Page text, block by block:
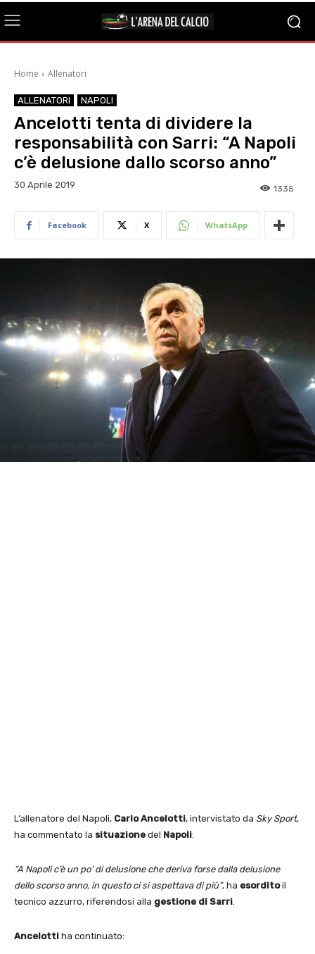
Home Allenatori
ALLENATORI NAPOLI
Ancelotti tenta di dividere la
responsabilità con Sarri: “A Napoli
c’è delusione dallo scorso anno”
30 Aprile 2019 1335
Facebook X WhatsApp
L’allenatore del Napoli, Carlo Ancelotti, intervistato da Sky Sport,
ha commentato la situazione del Napoli:
“A Napoli c’è un po’ di delusione che deriva forse dalla delusione
dello scorso anno, in questo ci si aspettava di più”, ha esorditoil
tecnico azzurro, riferendosi alla gestione di Sarri
Ancelotti ha continuato: